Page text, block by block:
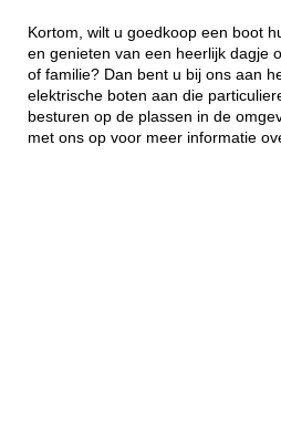
Kortom, wilt u goedkoop een boot
en genieten van een heerlijk dagje
of familie? Dan bent u bij ons aan
elektrische boten aan die
besturen op de plassen in de
met ons op voor meer informatie